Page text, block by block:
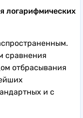
логарифмических
сравнения
отбрасывания
и с